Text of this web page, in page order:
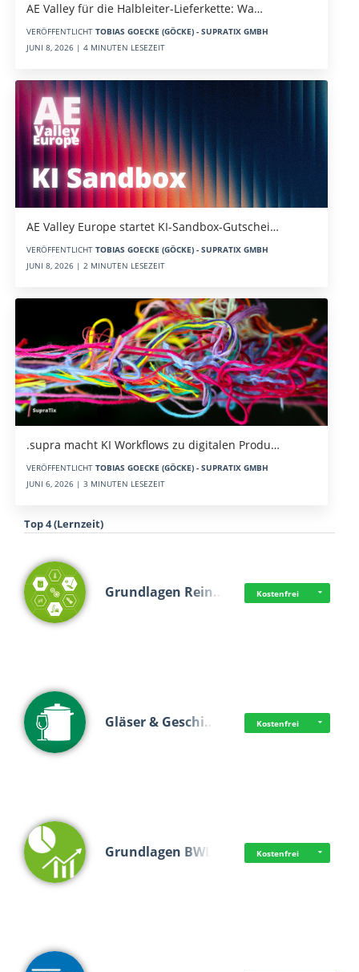
AE Valley für die Halbleiter-Lieferkette: Wa…
VERÖFFENTLICHT TOBIAS GOECKE (GÖCKE) - SUPRATIX GMBH
JUNI 8, 2026 | 4 MINUTEN LESEZEIT
AE Valley Europe startet KI-Sandbox-Gutschei…
VERÖFFENTLICHT TOBIAS GOECKE (GÖCKE) - SUPRATIX GMBH
JUNI 8, 2026 | 2 MINUTEN LESEZEIT
.supra macht KI Workflows zu digitalen Produ…
VERÖFFENTLICHT TOBIAS GOECKE (GÖCKE) - SUPRATIX GMBH
JUNI 6, 2026 | 3 MINUTEN LESEZEIT
Top 4 (Lernzeit)
Grundlagen Rein… Kostenfrei
Gläser & Geschi… Kostenfrei
Grundlagen BWL Kostenfrei